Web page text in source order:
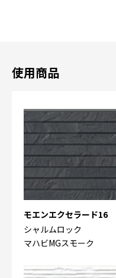
使用商品
モエンエクセラード16
シャルムロック
マハビMGスモーク